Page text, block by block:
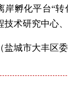
岸孵化平台“
技术研究中心
（盐城市大丰区